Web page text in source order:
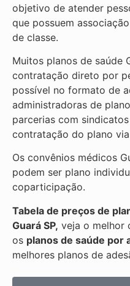
objetivo de atender
que possuem
de classe.
Muitos planos de saúde
contratação direto por
possível no formato de
administradoras de
parcerias com
contratação do plano
Os convênios médicos
podem ser plano
coparticipação.
Tabela de preços de
Guará SP, veja o melhor
os planos de saúde por
melhores planos de